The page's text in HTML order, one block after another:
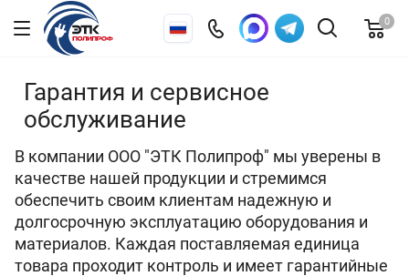
0
Гарантия и сервисное
обслуживание
В компании ООО "ЭТК Полипроф" мы уверены в
качестве нашей продукции и стремимся
обеспечить своим клиентам надежную и
долгосрочную эксплуатацию оборудования и
материалов. Каждая поставляемая единица
товара проходит контроль и имеет гарантийные